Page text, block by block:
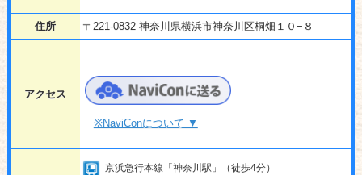
住所 〒221-0832 神奈川県横浜市神奈川区桐畑１０−８
アクセス
※NaviConについて ▼
京浜急行本線「神奈川駅」（徒歩4分）